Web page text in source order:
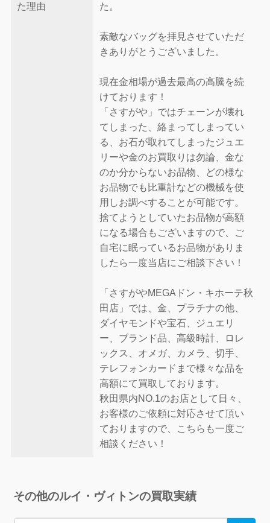
た理由
た。
素敵なバッグを拝見させていただ
きありがとうございました。
現在金相場が過去最高の高騰を続
けております！
「さすがや」ではチェーンが壊れ
てしまった、絡まってしまってい
る、お石が取れてしまったジュエ
リーや金のお買取りは勿論、金な
のか分からないお品物、どの様な
お品物でも比重計などの機械を使
用しお調べすることが可能です。
捨てようとしていたお品物が高額
になる場合もございますので、ご
自宅に眠っているお品物がありま
したら一度当店にご相談下さい！
「さすがやMEGAドン・キホーテ秋
田店」では、金、プラチナの他、
ダイヤモンドや宝石、ジュエリ
ー、ブランド品、高級時計、ロレ
ックス、オメガ、カメラ、切手、
テレフォンカードまで様々な品を
高額にて買取しております。
秋田県内NO.1のお店として日々、
お客様のご依頼に対応させて頂い
ておりますので、こちらも一度ご
相談ください！
その他のルイ・ヴィトンの買取実績